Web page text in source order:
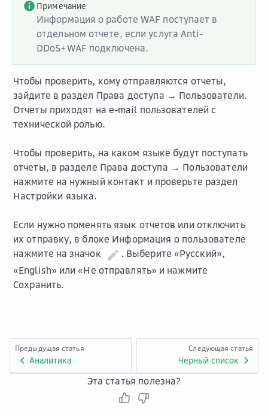
Примечание
Информация о работе WAF поступает в
отдельном отчете, если услуга Anti-
DDoS+WAF подключена.
Чтобы проверить, кому отправляются отчеты,
зайдите в раздел Права доступа → Пользователи.
Отчеты приходят на е-mail пользователей с
технической ролью.
Чтобы проверить, на каком языке будут поступать
отчеты, в разделе Права доступа → Пользователи
нажмите на нужный контакт и проверьте раздел
Настройки языка.
Если нужно поменять язык отчетов или отключить
их отправку, в блоке Информация о пользователе
нажмите на значок
. Выберите «Русский»,
«English» или «Не отправлять» и нажмите
Сохранить.
Предыдущая статья
Аналитика
Следующая статья
Черный список
Эта статья полезна?